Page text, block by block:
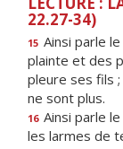
22.27-34)
15 Ainsi parle
plainte et des
pleure ses fils
ne sont plus.
16 Ainsi parle
les larmes de